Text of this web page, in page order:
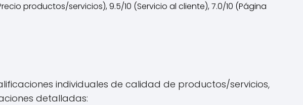
productos/servicios), 9.5/10 (Servicio al cliente), 7.0/10 (Página
individuales de calidad de productos/servicios,
detalladas: